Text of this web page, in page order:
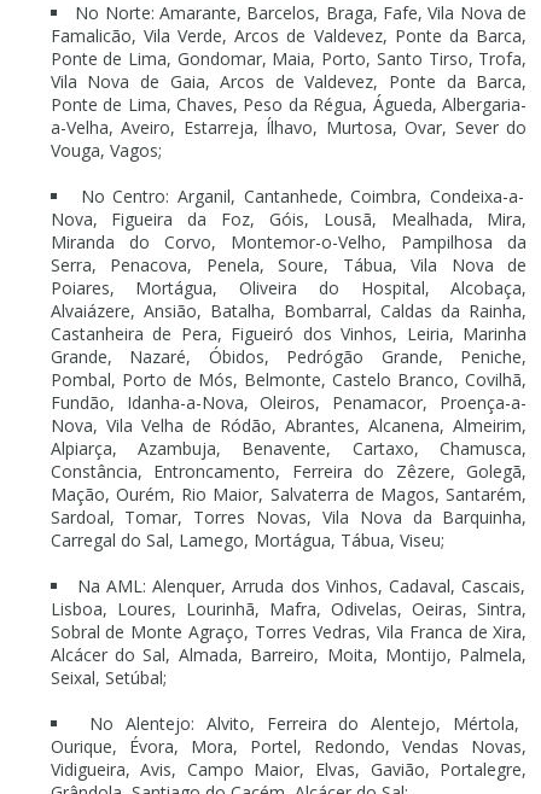
No Norte: Amarante, Barcelos, Braga, Fafe, Vila Nova de
Famalicão, Vila Verde, Arcos de Valdevez, Ponte da Barca,
Ponte de Lima, Gondomar, Maia, Porto, Santo Tirso, Trofa,
Vila Nova de Gaia, Arcos de Valdevez, Ponte da Barca,
Ponte de Lima, Chaves, Peso da Régua, Águeda, Albergaria-
a-Velha, Aveiro, Estarreja, Ílhavo, Murtosa, Ovar, Sever do
Vouga, Vagos;
No Centro: Arganil, Cantanhede, Coimbra, Condeixa-a-
Nova, Figueira da Foz, Góis, Lousã, Mealhada, Mira,
Miranda do Corvo, Montemor-o-Velho, Pampilhosa da
Serra, Penacova, Penela, Soure, Tábua, Vila Nova de
Poiares, Mortágua, Oliveira do Hospital, Alcobaça,
Alvaiázere, Ansião, Batalha, Bombarral, Caldas da Rainha,
Castanheira de Pera, Figueiró dos Vinhos, Leiria, Marinha
Grande, Nazaré, Óbidos, Pedrógão Grande, Peniche,
Pombal, Porto de Mós, Belmonte, Castelo Branco, Covilhã,
Fundão, Idanha-a-Nova, Oleiros, Penamacor, Proença-a-
Nova, Vila Velha de Ródão, Abrantes, Alcanena, Almeirim,
Alpiarça, Azambuja, Benavente, Cartaxo, Chamusca,
Constância, Entroncamento, Ferreira do Zêzere, Golegã,
Mação, Ourém, Rio Maior, Salvaterra de Magos, Santarém,
Sardoal, Tomar, Torres Novas, Vila Nova da Barquinha,
Carregal do Sal, Lamego, Mortágua, Tábua, Viseu;
Na AML: Alenquer, Arruda dos Vinhos, Cadaval, Cascais,
Lisboa, Loures, Lourinhã, Mafra, Odivelas, Oeiras, Sintra,
Sobral de Monte Agraço, Torres Vedras, Vila Franca de Xira,
Alcácer do Sal, Almada, Barreiro, Moita, Montijo, Palmela,
Seixal, Setúbal;
No Alentejo: Alvito, Ferreira do Alentejo, Mértola,
Ourique, Évora, Mora, Portel, Redondo, Vendas Novas,
Vidigueira, Avis, Campo Maior, Elvas, Gavião, Portalegre,